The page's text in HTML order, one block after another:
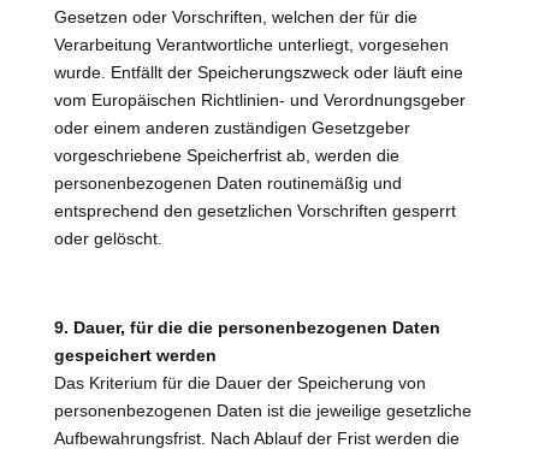
Gesetzen oder Vorschriften, welchen der für die
Verarbeitung Verantwortliche unterliegt, vorgesehen
wurde. Entfällt der Speicherungszweck oder läuft eine
vom Europäischen Richtlinien- und Verordnungsgeber
oder einem anderen zuständigen Gesetzgeber
vorgeschriebene Speicherfrist ab, werden die
personenbezogenen Daten routinemäßig und
entsprechend den gesetzlichen Vorschriften gesperrt
oder gelöscht.
9. Dauer, für die die personenbezogenen Daten
gespeichert werden
Das Kriterium für die Dauer der Speicherung von
personenbezogenen Daten ist die jeweilige gesetzliche
Aufbewahrungsfrist. Nach Ablauf der Frist werden die